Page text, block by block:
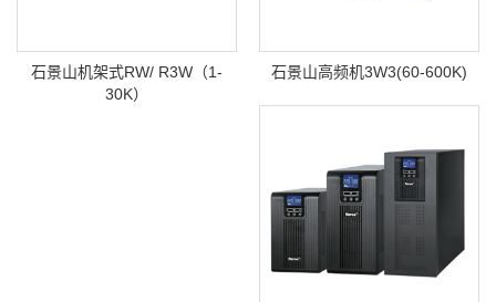
石景山机架式RW/ R3W（1-
30K）
石景山高频机3W3(60-600K)